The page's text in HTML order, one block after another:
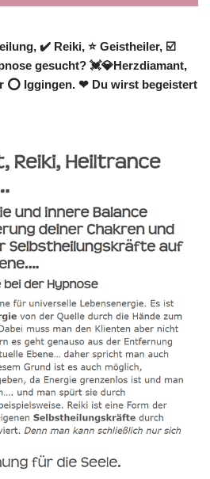
✔️ Reiki, ⭐ Geistheiler, ☑️
gesucht? 💓️💎Herzdiamant,
⭕ Iggingen. ❤ Du wirst begeistert